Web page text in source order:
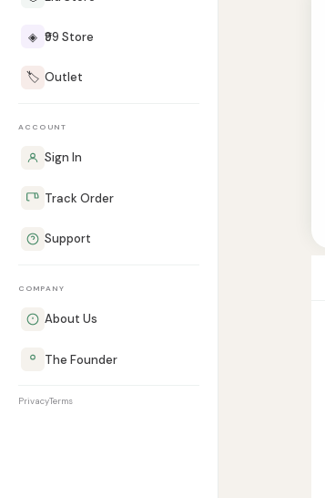
◈ ₹99 Store
🏷️ Outlet
ACCOUNT
Sign In
Track Order
Support
COMPANY
About Us
The Founder
PrivacyTerms